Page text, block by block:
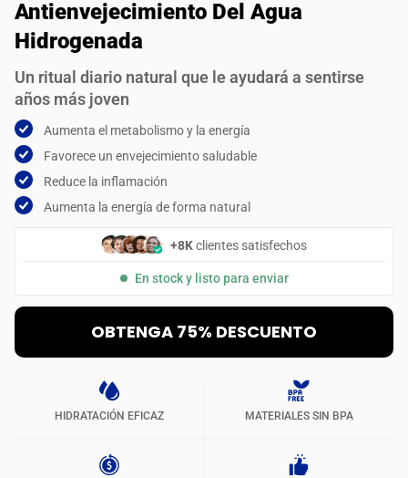
Antienvejecimiento Del Agua
Hidrogenada
Un ritual diario natural que le ayudará a sentirse
años más joven
Aumenta el metabolismo y la energía
Favorece un envejecimiento saludable
Reduce la inflamación
Aumenta la energía de forma natural
+8Kclientes satisfechos
En stock y listo para enviar
OBTENGA 75% DESCUENTO
HIDRATACIÓN EFICAZ MATERIALES SIN BPA
ENVIAR REVISIÓN